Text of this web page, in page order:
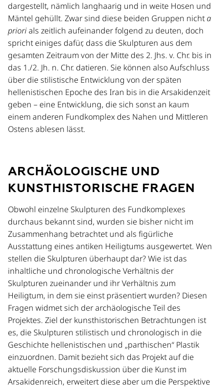
dargestellt, nämlich langhaarig und in weite Hosen und
Mäntel gehüllt. Zwar sind diese beiden Gruppen nichta
priorials zeitlich aufeinander folgend zu deuten, doch
spricht einiges dafür, dass die Skulpturen aus dem
gesamten Zeitraum von der Mitte des 2. Jhs. v. Chr. bis in
das 1./2. Jh. n. Chr. datieren. Sie können also Aufschluss
über die stilistische Entwicklung von der späten
hellenistischen Epoche des Iran bis in die Arsakidenzeit
geben – eine Entwicklung, die sich sonst an kaum
einem anderen Fundkomplex des Nahen und Mittleren
Ostens ablesen lässt.
ARCHÄOLOGISCHE UND
KUNSTHISTORISCHE FRAGEN
Obwohl einzelne Skulpturen des Fundkomplexes
durchaus bekannt sind, wurden sie bisher nicht im
Zusammenhang betrachtet und als figürliche
Ausstattung eines antiken Heiligtums ausgewertet. Wen
stellen die Skulpturen überhaupt dar? Wie ist das
inhaltliche und chronologische Verhältnis der
Skulpturen zueinander und ihr Verhältnis zum
Heiligtum, in dem sie einst präsentiert wurden? Diesen
Fragen widmet sich der archäologische Teil des
Projektes. Ziel der kunsthistorischen Betrachtungen ist
es, die Skulpturen stilistisch und chronologisch in die
Geschichte hellenistischen und „parthischen“ Plastik
einzuordnen. Damit bezieht sich das Projekt auf die
aktuelle Forschungsdiskussion über die Kunst im
Arsakidenreich, erweitert diese aber um die Perspektive